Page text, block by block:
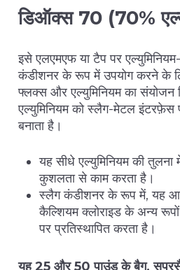
डिऑक्स 70 (70%
इसे एलएमएफ या टैप पर
कंडीशनर के रूप में उपयोग करने के
फ्लक्स और एल्युमिनियम का संयोजन
एल्युमिनियम को स्लैग-मेटल
बनाता है।
यह सीधे एल्युमिनियम की
कुशलता से काम करता है।
स्लैग कंडीशनर के रूप में, यह
कैल्शियम क्लोराइड के अन्य
पर प्रतिस्थापित करता है।
यह 25 और 50 पाउंड के बैग,